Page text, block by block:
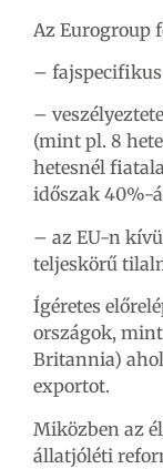
Az Eurogroup
–
–
(mint pl. 8
hetesnél
időszak 40%-
– az EU-n
teljeskörű
Ígéretes
országok,
Britannia)
exportot.
Miközben az
állatjóléti